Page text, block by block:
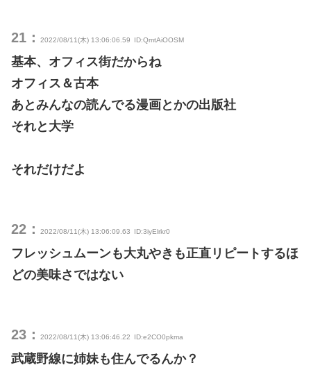
21： 2022/08/11(木) 13:06:06.59 ID:QmtAiOOSM
基本、オフィス街だからね
オフィス＆古本
あとみんなの読んでる漫画とかの出版社
それと大学
それだけだよ
22： 2022/08/11(木) 13:06:09.63 ID:3iyElrkr0
フレッシュムーンも大丸やきも正直リピートするほ
どの美味さではない
23： 2022/08/11(木) 13:06:46.22 ID:e2CO0pkma
武蔵野線に姉妹も住んでるんか？